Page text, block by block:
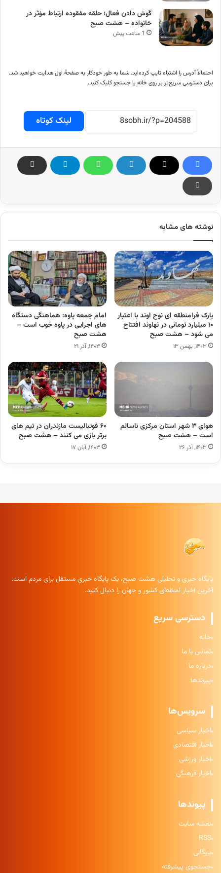
گوش دادن فعال؛ حلقه مفقوده ارتباط مؤثر در
خانواده – هشت صبح
1 ساعت پیش
احتمالاً آدرس را اشتباه تایپ کرده‌اید. شما به طور خودکار به صفحهٔ اول هدایت خواهید شد.
برای دسترسی سریع‌تر بر روی خانه یا جستجو کلیک کنید.
لینک کوتاه
نوشته های مشابه
پارک فرامنطقه ای نوح اوند با اعتبار
۱۰ میلیارد تومانی در نهاوند افتتاح
می شود – هشت صبح
۱۴۰۳, بهمن ۱۳
امام جمعه پاوه: هماهنگی دستگاه
های اجرایی در پاوه خوب است –
هشت صبح
۱۴۰۳, آذر ۲۱
هوای ۳ شهر استان مرکزی ناسالم
است – هشت صبح
۱۴۰۳, آذر ۲۶
۶۰ فوتبالیست مازندران در تیم های
برتر بازی می کنند – هشت صبح
۱۴۰۳, آبان ۱۷
پایگاه خبری و تحلیلی هشت صبح، یک پایگاه خبری مستقل برای مردم است.
آخرین اخبار لحظه‌ای کشور و جهان را دنبال کنید.
دسترسی سریع
خانه
تماس با ما
درباره ما
پیوندها
سرویس‌ها
اخبار سیاسی
اخبار اقتصادی
اخبار ورزشی
اخبار فرهنگی
پیوندها
نقشه سایت
RSS
بایگانی
جستجوی پیشرفته